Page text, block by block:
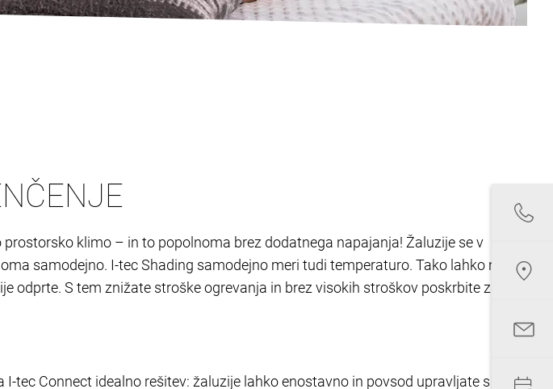
klimo – in to popolnoma brez dodatnega napajanja! Žaluzije se v
samodejno. I-tec Shading samodejno meri tudi temperaturo. Tako lahko na
S tem znižate stroške ogrevanja in brez visokih stroškov poskrbite za
tec Connect idealno rešitev: žaluzije lahko enostavno in povsod upravljate s